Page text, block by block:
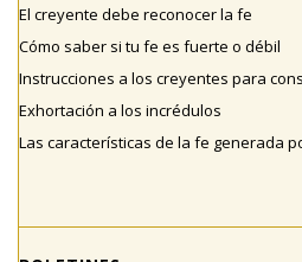
El creyente debe reconocer la fe
Cómo saber si tu fe es fuerte o débil
Instrucciones a los creyentes para
Exhortación a los incrédulos
Las características de la fe generada